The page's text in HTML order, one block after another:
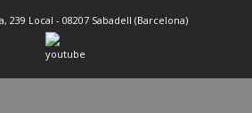
239 Local - 08207 Sabadell (Barcelona)